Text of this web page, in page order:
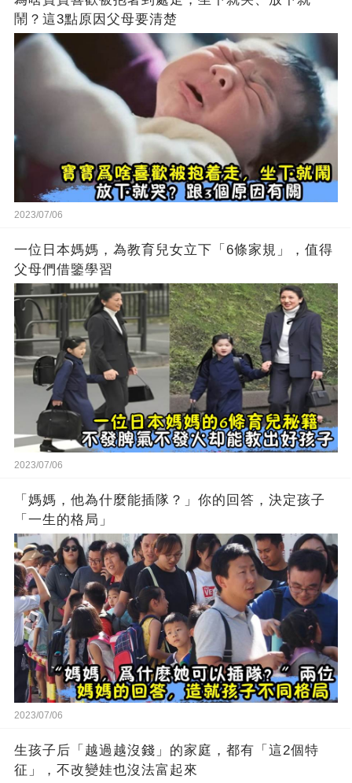
鬧？這3點原因父母要清楚
2023/07/06
一位日本媽媽，為教育兒女立下「6條家規」，值得
父母們借鑒學習
2023/07/06
「媽媽，他為什麼能插隊？」你的回答，決定孩子
「一生的格局」
2023/07/06
生孩子后「越過越沒錢」的家庭，都有「這2個特
征」，不改變娃也沒法富起來